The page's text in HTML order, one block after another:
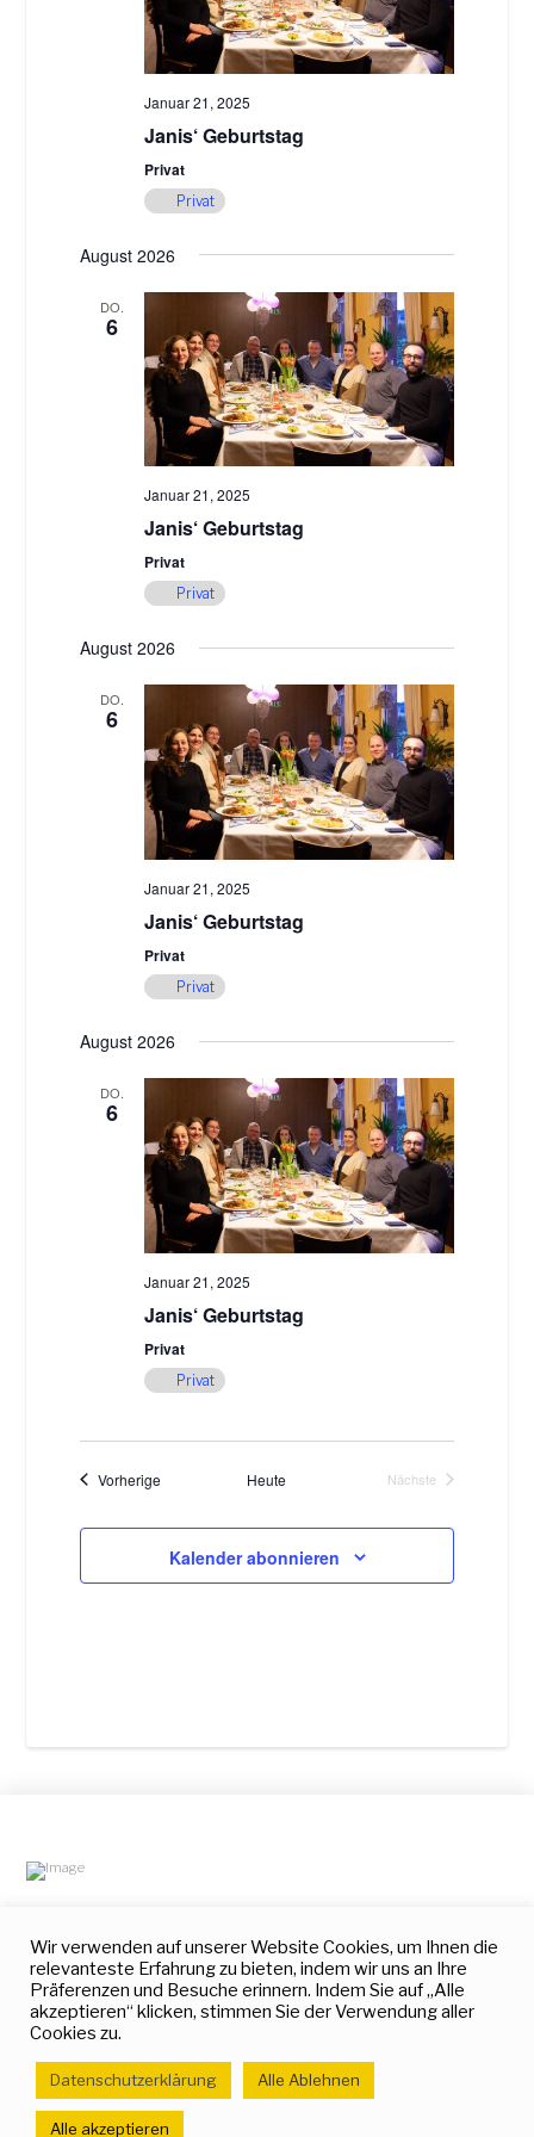
Januar 21, 2025
Janis‘ Geburtstag
Privat
Privat
August 2026
DO.
6
Januar 21, 2025
Janis‘ Geburtstag
Privat
Privat
August 2026
DO.
6
Januar 21, 2025
Janis‘ Geburtstag
Privat
Privat
August 2026
DO.
6
Januar 21, 2025
Janis‘ Geburtstag
Privat
Privat
VorherigeVeranstaltungenHeute
Nächste
Kalender abonnieren
Corporate Design
Online Medien
Druckmedien
Filmmedien
Crossmedien
Startseite
Leistungsübersicht
Mediendesigner Janis
Ruhnau
Empfehlungen
Kunden
Kontakt
Impressum
Datenschutzerklärung
Haftungsausschluss
Skills
Wir verwenden auf unserer Website Cookies, um Ihnen die
relevanteste Erfahrung zu bieten, indem wir uns an Ihre
Präferenzen und Besuche erinnern. Indem Sie auf „Alle
akzeptieren“ klicken, stimmen Sie der Verwendung aller
Cookies zu.
Datenschutzerklärung Alle Ablehnen
Alle akzeptieren